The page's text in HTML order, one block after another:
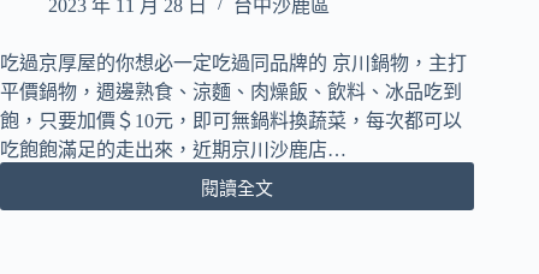
2023 年 11 月 28 日 台中沙鹿區
吃過京厚屋的你想必一定吃過同品牌的 京川鍋物，主打
平價鍋物，週邊熟食、涼麵、肉燥飯、飲料、冰品吃到
飽，只要加價＄10元，即可無鍋料換蔬菜，每次都可以
吃飽飽滿足的走出來，近期京川沙鹿店…
閱讀全文
[台